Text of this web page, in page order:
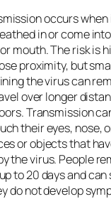
occurs
in or come
mouth. The risk is
proximity, but
the virus can
over longer
Transmission
their eyes, nose,
or objects that
the virus. People
to 20 days and can
do not develop